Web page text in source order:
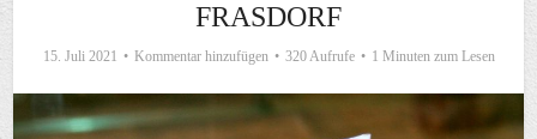
FRASDORF
15. Juli 2021 Kommentar hinzufügen 320 Aufrufe 1 Minuten zum Lesen